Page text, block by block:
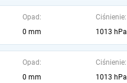
Opad:
0 mm
Ciśnienie:
1013 hPa
Opad:
0 mm
Ciśnienie:
1013 hPa